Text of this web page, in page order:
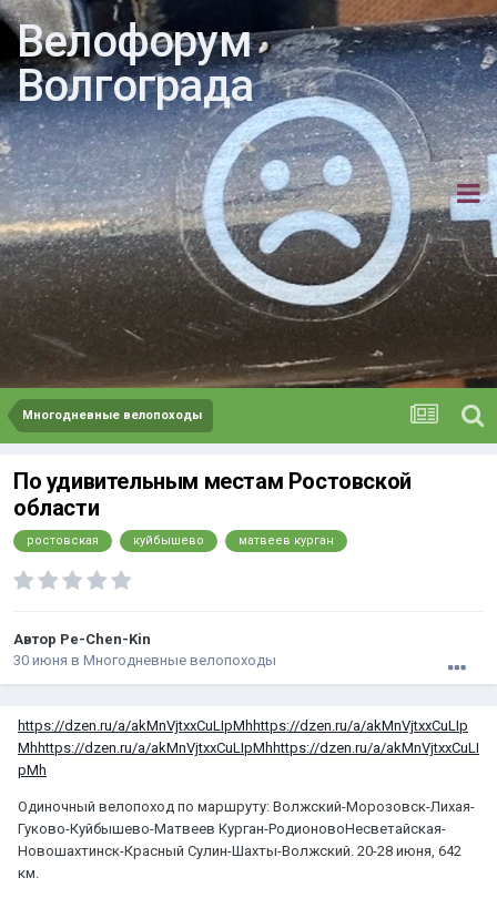
Велофорум
Волгограда
Многодневные велопоходы
По удивительным местам Ростовской
области
ростовская куйбышево матвеев курган
Автор Pe-Chen-Kin
30 июня в Многодневные велопоходы
https://dzen.ru/a/akMnVjtxxCuLIpMhhttps://dzen.ru/a/akMnVjtxxCuLIp
Mhhttps://dzen.ru/a/akMnVjtxxCuLIpMhhttps://dzen.ru/a/akMnVjtxxCuLI
pMh
Одиночный велопоход по маршруту: Волжский-Морозовск-Лихая-
Гуково-Куйбышево-Матвеев Курган-РодионовоНесветайская-
Новошахтинск-Красный Сулин-Шахты-Волжский. 20-28 июня, 642
км.